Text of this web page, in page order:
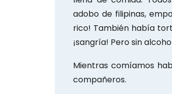
adobo de filipinas,
rico! También había
¡sangría! Pero sin
Mientras comíamos
compañeros.